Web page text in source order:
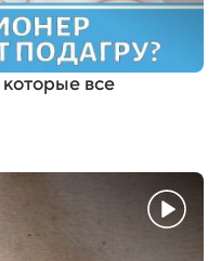
которые все